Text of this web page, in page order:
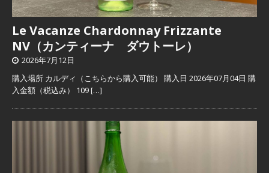
Le Vacanze Chardonnay Frizzante
NV（カンティーナ ダウトーレ）
2026年7月12日
購入場所 カルディ（こちらから購入可能） 購入日 2026年07月04日 購
入金額（税込み） 109[…]